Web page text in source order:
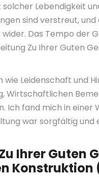
Lebendigkeit
sind verstreut,
Das Tempo der
Zu Ihrer Guten
Leidenschaft und
Wirtschaftlichen
Ich fand mich in
war sorgfältig und
Ihrer Guten
Konstruktion